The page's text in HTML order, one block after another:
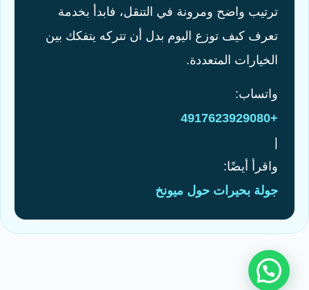
ترتيب واضح ومرونة في التنقل، فابدأ بخدمة
تعرف كيف توزع اليوم بدل أن تتركه يتفكك بين
الخيارات المتعددة.
واتساب:
+4917623929080
واقرأ أيضًا:
جولة بحيرات حول ميونخ